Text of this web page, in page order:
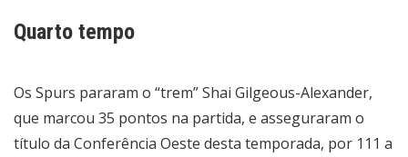
Quarto tempo
Os Spurs pararam o “trem” Shai Gilgeous-Alexander,
que marcou 35 pontos na partida, e asseguraram o
título da Conferência Oeste desta temporada, por 111 a